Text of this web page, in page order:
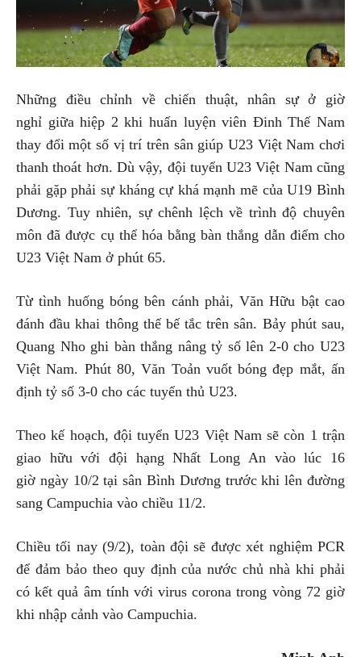
Những điều chỉnh về chiến thuật, nhân sự ở giờ
nghỉ giữa hiệp 2 khi huấn luyện viên Đinh Thế Nam
thay đổi một số vị trí trên sân giúp U23 Việt Nam chơi
thanh thoát hơn. Dù vậy, đội tuyển U23 Việt Nam cũng
phải gặp phải sự kháng cự khá mạnh mẽ của U19 Bình
Dương. Tuy nhiên, sự chênh lệch về trình độ chuyên
môn đã được cụ thể hóa bằng bàn thắng dẫn điểm cho
U23 Việt Nam ở phút 65.
Từ tình huống bóng bên cánh phải, Văn Hữu bật cao
đánh đầu khai thông thế bế tắc trên sân. Bảy phút sau,
Quang Nho ghi bàn thắng nâng tỷ số lên 2-0 cho U23
Việt Nam. Phút 80, Văn Toản vuốt bóng đẹp mắt, ấn
định tỷ số 3-0 cho các tuyển thủ U23.
Theo kế hoạch, đội tuyển U23 Việt Nam sẽ còn 1 trận
giao hữu với đội hạng Nhất Long An vào lúc 16
giờ ngày 10/2 tại sân Bình Dương trước khi lên đường
sang Campuchia vào chiều 11/2.
Chiều tối nay (9/2), toàn đội sẽ được xét nghiệm PCR
để đảm bảo theo quy định của nước chủ nhà khi phải
có kết quả âm tính với virus corona trong vòng 72 giờ
khi nhập cảnh vào Campuchia.